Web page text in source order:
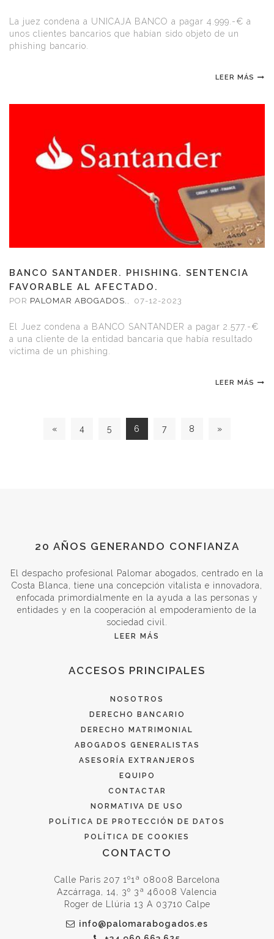
La juez condena a UNICAJA BANCO a pagar 4.999.-€ a
unos clientes bancarios que habían sido objeto de un
phishing bancario.
LEER MÁS
BANCO SANTANDER. PHISHING. SENTENCIA
FAVORABLE AL AFECTADO.
POR PALOMAR ABOGADOS. , 07-12-2023
El Juez condena a BANCO SANTANDER a pagar 2.577.-€
a una cliente de la entidad bancaria que había resultado
víctima de un phishing.
LEER MÁS
« 4 5 6 7 8 »
20 AÑOS GENERANDO CONFIANZA
El despacho profesional Palomar abogados, centrado en la
Costa Blanca, tiene una concepción vitalista e innovadora,
enfocada primordialmente en la ayuda a las personas y
entidades y en la cooperación al empoderamiento de la
sociedad civil.
LEER MÁS
ACCESOS PRINCIPALES
NOSOTROS
DERECHO BANCARIO
DERECHO MATRIMONIAL
ABOGADOS GENERALISTAS
ASESORÍA EXTRANJEROS
EQUIPO
CONTACTAR
NORMATIVA DE USO
POLÍTICA DE PROTECCIÓN DE DATOS
POLÍTICA DE COOKIES
CONTACTO
Calle Paris 207 1º1ª 08008 Barcelona
Azcárraga, 14, 3º 3ª 46008 Valencia
Roger de Llúria 13 A 03710 Calpe
info@palomarabogados.es